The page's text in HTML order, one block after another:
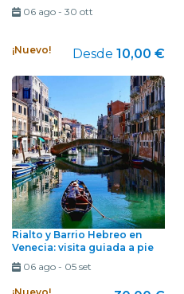
06 ago- 30 ott
¡Nuevo! Desde 10,00 €
Rialto y Barrio Hebreo en
Venecia: visita guiada a pie
06 ago- 05 set